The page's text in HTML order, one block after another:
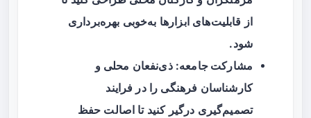
از قابلیت‌های ابزارها به‌خوبی بهره‌برداری
شود.
مشارکت جامعه: ذی‌نفعان محلی و
کارشناسان فرهنگی را در فرایند
تصمیم‌گیری درگیر کنید تا اصالت حفظ